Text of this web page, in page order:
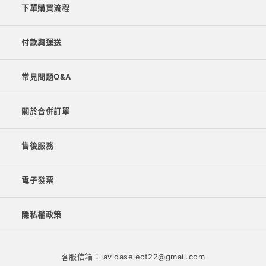
下單購買流程
付款與運送
常見問題Q&A
關於合併訂單
售後服務
電子發票
隱私權政策
客服信箱：lavidaselect22@gmail.com